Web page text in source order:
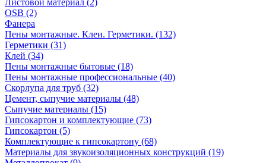
Листовой материал (2)
OSB (2)
Фанера
Пены монтажные. Клеи. Герметики. (132)
Герметики (31)
Клей (34)
Пены монтажные бытовые (18)
Пены монтажные профессиональные (40)
Скорлупа для труб (32)
Цемент, сыпучие материалы (48)
Сыпучие материалы (15)
Гипсокартон и комплектующие (73)
Гипсокартон (5)
Комплектующие к гипсокартону (68)
Материалы для звукоизоляционных конструкций (19)